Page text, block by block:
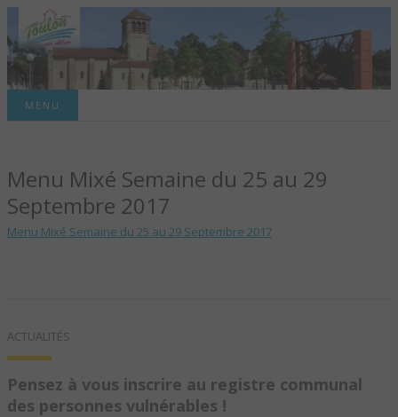
TOULON-SUR-
ALLIER – SITE
OFFICIEL DE LA
MENU
Menu Mixé Semaine du 25 au 29
Septembre 2017
Menu Mixé Semaine du 25 au 29 Septembre 2017
ACTUALITÉS
Pensez à vous inscrire au registre communal
des personnes vulnérables !